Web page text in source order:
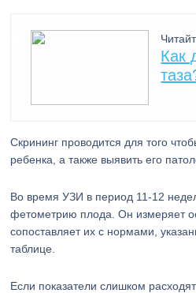
Как
Скрининг проводится для того
ребенка, а также выявить его
Во время УЗИ в период 11-12
фетометрию плода. Он измеряет
сопоставляет их с нормами,
таблице.
Если показатели слишком